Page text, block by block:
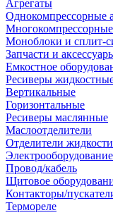
Агрегаты
Однокомпрессорные
Многокомпрессорные
Моноблоки и сплит-
Запчасти и
Емкостное
Ресиверы
Вертикальные
Горизонтальные
Ресиверы маслянные
Маслоотделители
Отделители жидкости
Электрооборудование
Провод/кабель
Щитовое
Контакторы/
Термореле